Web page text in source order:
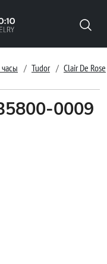
Tudor Clair De Rose
0009